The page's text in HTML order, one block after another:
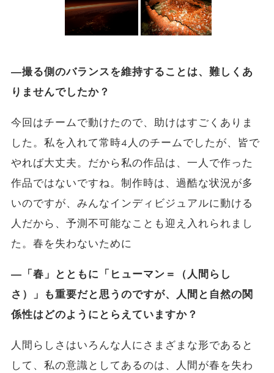
―撮る側のバランスを維持することは、難しくあ
りませんでしたか？
今回はチームで動けたので、助けはすごくありま
した。私を入れて常時4人のチームでしたが、皆で
やれば大丈夫。だから私の作品は、一人で作った
作品ではないですね。制作時は、過酷な状況が多
いのですが、みんなインディビジュアルに動ける
人だから、予測不可能なことも迎え入れられまし
た。春を失わないために
―「春」とともに「ヒューマン＝（人間らし
さ）」も重要だと思うのですが、人間と自然の関
係性はどのようにとらえていますか？
人間らしさはいろんな人にさまざまな形であると
して、私の意識としてあるのは、人間が春を失わ